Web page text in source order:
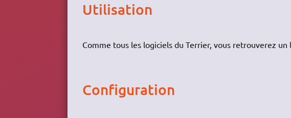
Utilisation
Comme tous les logiciels du Terrier, vous retrouverez un
Configuration